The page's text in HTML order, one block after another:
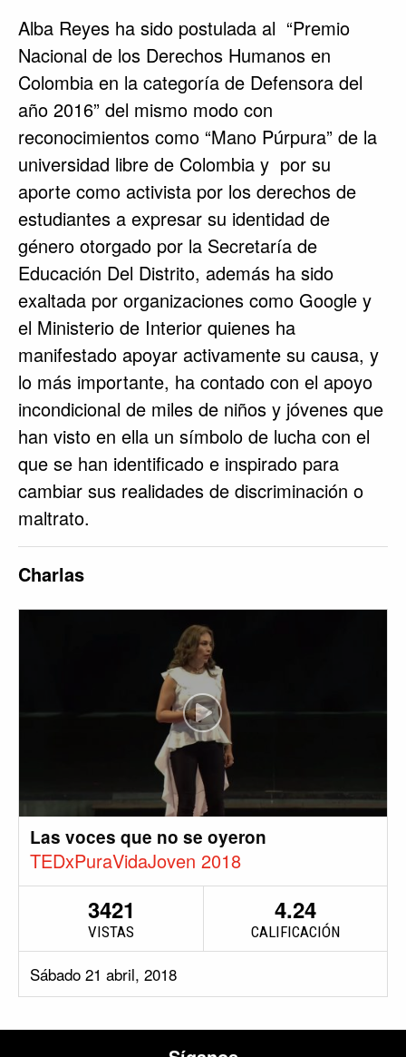
Alba Reyes ha sido postulada al “Premio
Nacional de los Derechos Humanos en
Colombia en la categoría de Defensora del
año 2016” del mismo modo con
reconocimientos como “Mano Púrpura” de la
universidad libre de Colombia y por su
aporte como activista por los derechos de
estudiantes a expresar su identidad de
género otorgado por la Secretaría de
Educación Del Distrito, además ha sido
exaltada por organizaciones como Google y
el Ministerio de Interior quienes ha
manifestado apoyar activamente su causa, y
lo más importante, ha contado con el apoyo
incondicional de miles de niños y jóvenes que
han visto en ella un símbolo de lucha con el
que se han identificado e inspirado para
cambiar sus realidades de discriminación o
maltrato.
Charlas
Las voces que no se oyeron
TEDxPuraVidaJoven 2018
3421
VISTAS
4.24
CALIFICACIÓN
Sábado 21 abril, 2018